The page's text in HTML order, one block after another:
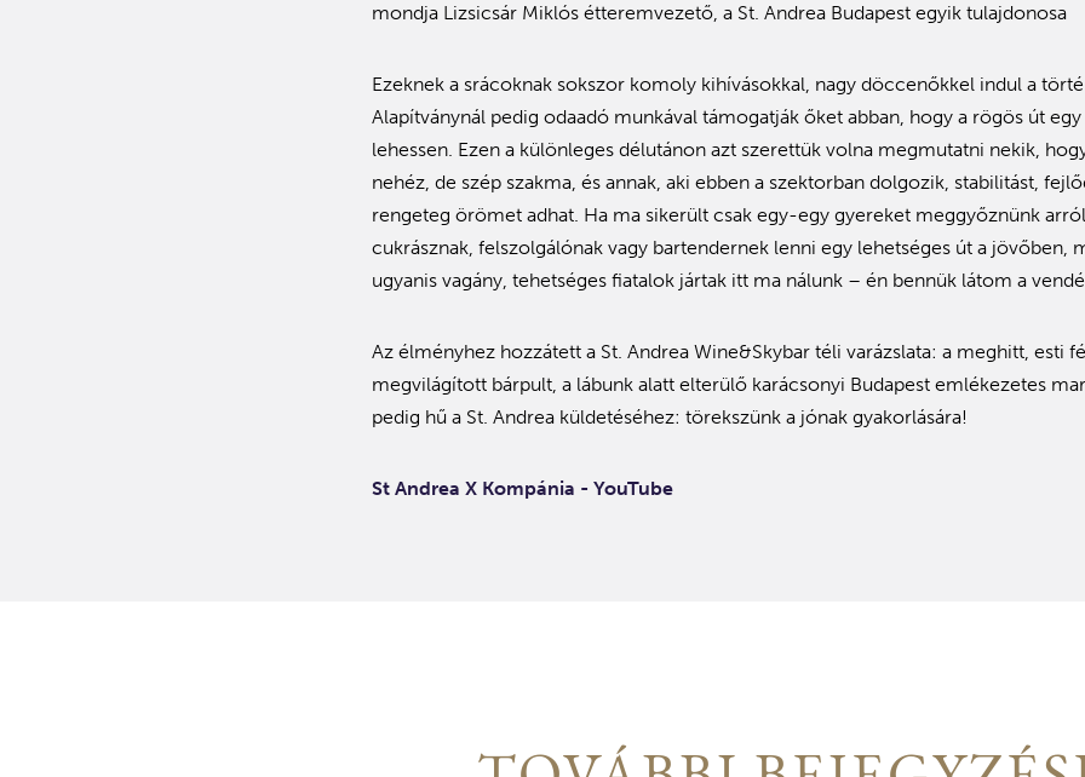
mondja Lizsicsár Miklós étteremvezető, a St. Andrea Budapest egyik tulajdonosa
Ezeknek a srácoknak sokszor komoly kihívásokkal, nagy döccenőkkel indul a
Alapítványnál pedig odaadó munkával támogatják őket abban, hogy a rögös út
lehessen. Ezen a különleges délutánon azt szerettük volna megmutatni nekik,
nehéz, de szép szakma, és annak, aki ebben a szektorban dolgozik, stabilitást,
rengeteg örömet adhat. Ha ma sikerült csak egy-egy gyereket meggyőznünk
cukrásznak, felszolgálónak vagy bartendernek lenni egy lehetséges út a jövőben,
ugyanis vagány, tehetséges fiatalok jártak itt ma nálunk – én bennük látom a
Az élményhez hozzátett a St. Andrea Wine&Skybar téli varázslata: a meghitt, esti
megvilágított bárpult, a lábunk alatt elterülő karácsonyi Budapest emlékezetes
pedig hű a St. Andrea küldetéséhez: törekszünk a jónak gyakorlására!
St Andrea X Kompánia - YouTube